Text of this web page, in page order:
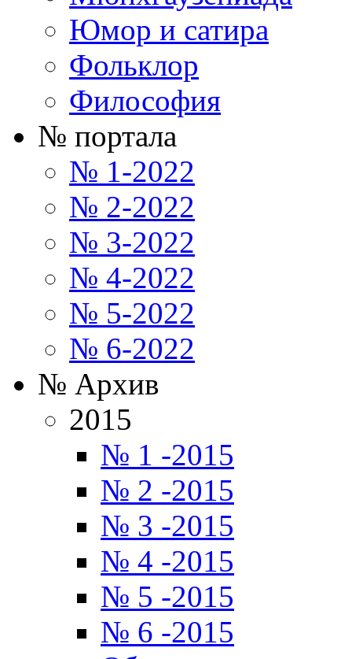
Юмор и сатира
Фольклор
Философия
№ портала
№ 1-2022
№ 2-2022
№ 3-2022
№ 4-2022
№ 5-2022
№ 6-2022
№ Архив
2015
№ 1 -2015
№ 2 -2015
№ 3 -2015
№ 4 -2015
№ 5 -2015
№ 6 -2015